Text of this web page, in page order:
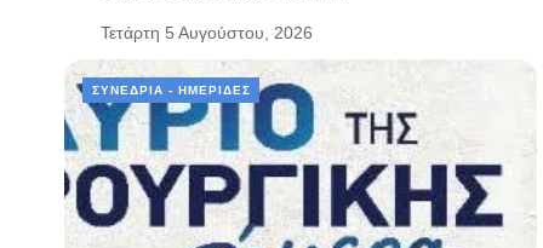
Τετάρτη 5 Αυγούστου, 2026
ΣΥΝΈΔΡΙΑ - ΗΜΕΡΊΔΕΣ